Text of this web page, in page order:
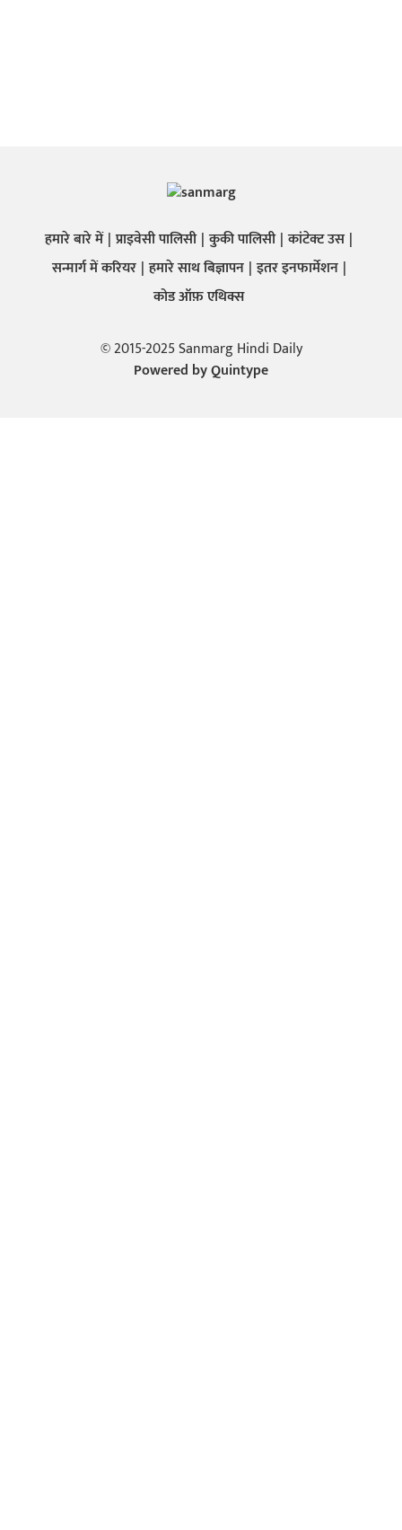
हमारे बारे में प्राइवेसी पालिसी कुकी पालिसी कांटेक्ट उस
सन्मार्ग में करियर हमारे साथ बिज्ञापन इतर इनफार्मेशन
कोड ऑफ़ एथिक्स
© 2015-2025 Sanmarg Hindi Daily
Powered byQuintype